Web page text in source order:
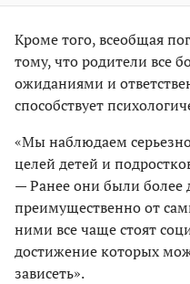
Кроме того, всеобщая
тому, что родители все
ожиданиями и
способствует
«Мы наблюдаем
целей детей и
— Ранее они были
преимущественно от
ними все чаще стоят
достижение которых
зависеть».